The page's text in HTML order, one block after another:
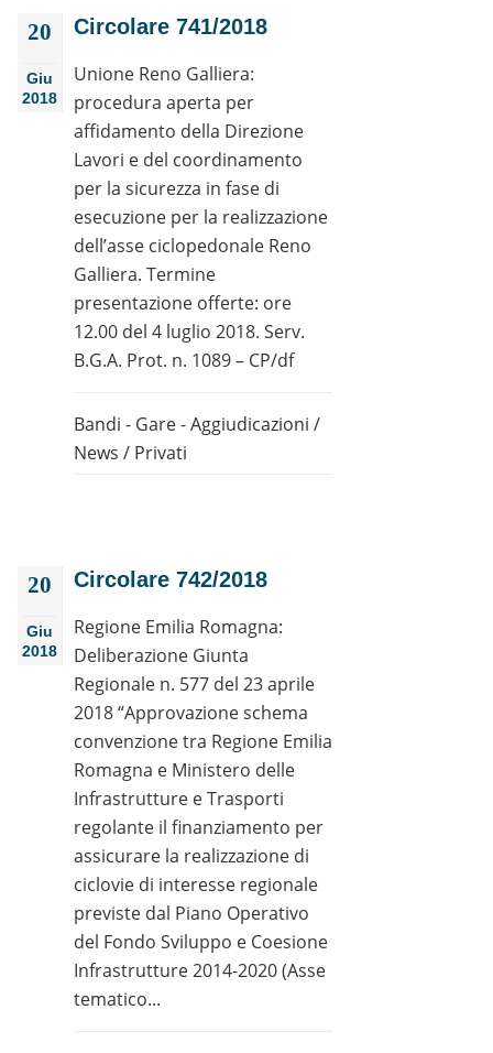
20
Giu
2018
Circolare 741/2018
Unione Reno Galliera:
procedura aperta per
affidamento della Direzione
Lavori e del coordinamento
per la sicurezza in fase di
esecuzione per la realizzazione
dell’asse ciclopedonale Reno
Galliera. Termine
presentazione offerte: ore
12.00 del 4 luglio 2018. Serv.
B.G.A. Prot. n. 1089 – CP/df
Bandi - Gare - Aggiudicazioni /
News / Privati
20
Giu
2018
Circolare 742/2018
Regione Emilia Romagna:
Deliberazione Giunta
Regionale n. 577 del 23 aprile
2018 “Approvazione schema
convenzione tra Regione Emilia
Romagna e Ministero delle
Infrastrutture e Trasporti
regolante il finanziamento per
assicurare la realizzazione di
ciclovie di interesse regionale
previste dal Piano Operativo
del Fondo Sviluppo e Coesione
Infrastrutture 2014-2020 (Asse
tematico...